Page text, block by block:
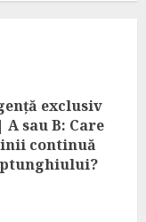
exclusiv
sau B: Care
continuă